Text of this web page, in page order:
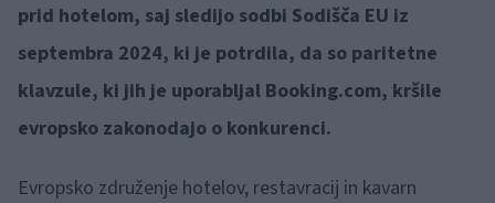
prid hotelom, saj sledijo sodbi Sodišča EU iz
septembra 2024, ki je potrdila, da so paritetne
klavzule, ki jih je uporabljal Booking.com, kršile
evropsko zakonodajo o konkurenci.
Evropsko združenje hotelov, restavracij in kavarn